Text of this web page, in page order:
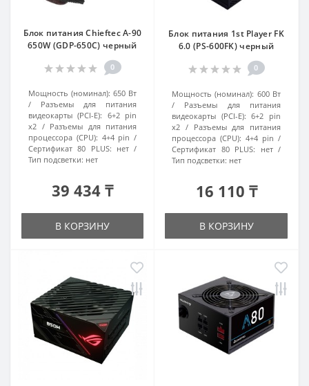
Блок питания Chieftec A-90
650W (GDP-650C) черный
0
Мощность (номинал): 650 Вт
Разъемы для питания
видеокарты (PCI-E): 6+2 pin
x2
Разъемы для питания
процессора (CPU): 4+4 pin
Сертификат 80 PLUS: нет
Тип подсветки: нет
39 434 ₸
В КОРЗИНУ
Блок питания 1st Player FK
6.0 (PS-600FK) черный
0
Мощность (номинал): 600 Вт
Разъемы для питания
видеокарты (PCI-E): 6+2 pin
x2
Разъемы для питания
процессора (CPU): 4+4 pin
Сертификат 80 PLUS:
нет
Тип подсветки: нет
16 110 ₸
В КОРЗИНУ